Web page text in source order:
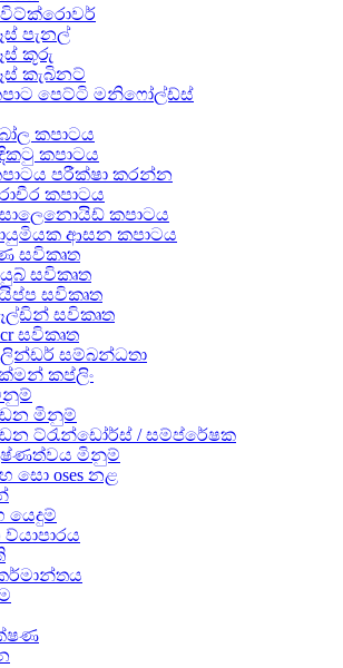
පැනල්
කූරු
කැබිනට්
පෙට්ටි මනිෆෝල්ඩ්ස්
කපාටය
කපාටය
පරීක්ෂා කරන්න
කපාටය
කපාටය
ආසන කපාටය
සවිකෘත
සවිකෘත
සවිකෘත
සවිකෘත
සවිකෘත
සම්බන්ධතා
කප්ලිං
මිනුම්
ට්රැන්ඩෝර්ස් / සම්ප්රේෂක
මිනුම්
සො oses නළ
යෙදුම්